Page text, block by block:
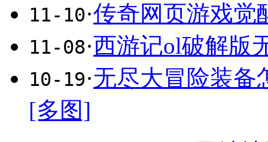
11-10·传奇网页游戏觉
11-08·西游记ol破解版
10-19·无尽大冒险装备
[多图]